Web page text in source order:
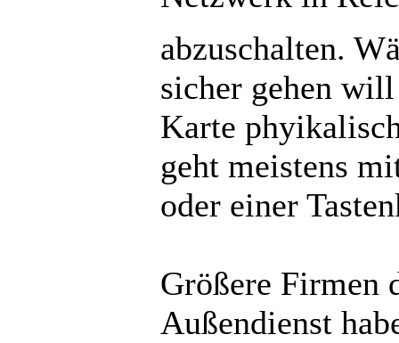
abzuschalten.
sicher gehen
Karte
geht meistens
oder einer
Größere Firmen
Außendienst